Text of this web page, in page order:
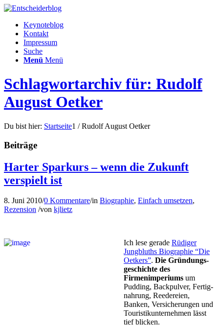
Keynoteblog
Kontakt
Impressum
Suche
Menü Menü
Schlagwortarchiv für: Rudolf
August Oetker
Du bist hier: Startseite1 / Rudolf August Oetker
Beiträge
Harter Sparkurs – wenn die Zukunft
verspielt ist
8. Juni 2010/0 Kommentare/in Biographie, Einfach umsetzen,
Rezension /von kjlietz
Ich lese gerade Rüdiger
Jungbluths Biographie “Die
Oetkers”. Die Gründungs­
ge­schichte des
Firmenimperi­ums um
Pudding, Backpulver, Fertig-
nahrung, Reedereien,
Banken, Versicherungen und
Tou­ris­ti­kun­ter­neh­men lässt
tief blicken.